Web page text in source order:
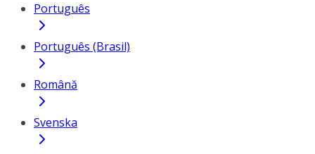
Português
Português (Brasil)
Română
Svenska